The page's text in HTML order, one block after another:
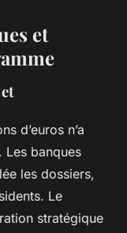
et
d’euros n’a
Les banques
les dossiers,
Le
stratégique